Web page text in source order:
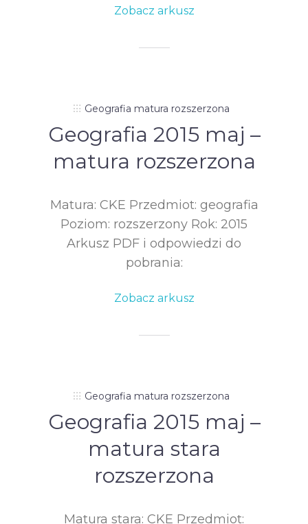
Zobacz arkusz
Geografia matura rozszerzona
Geografia 2015 maj –
matura rozszerzona
Matura: CKE Przedmiot: geografia
Poziom: rozszerzony Rok: 2015
Arkusz PDF i odpowiedzi do
pobrania:
Zobacz arkusz
Geografia matura rozszerzona
Geografia 2015 maj –
matura stara
rozszerzona
Matura stara: CKE Przedmiot: